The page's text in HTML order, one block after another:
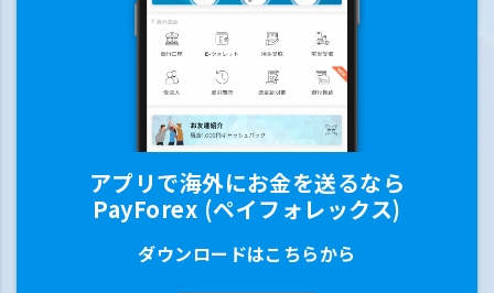
アプリで海外にお金を送るなら
PayForex (ペイフォレックス)
ダウンロードはこちらから